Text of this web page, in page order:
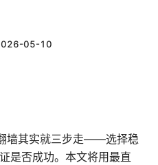
05-10
墙其实就三步走——选择稳
是否成功。本文将用最直